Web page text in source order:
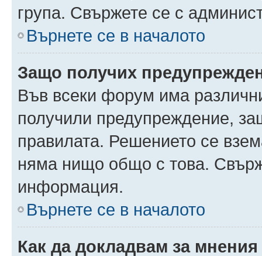
група. Свържете се с
Върнете се в началото
Защо получих
Във всеки форум има
получили предупреждение,
правилата. Решението се
няма нищо общо с това.
информация.
Върнете се в началото
Как да докладвам за